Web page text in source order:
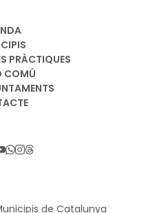
PRÀCTIQUES
COMÚ
de Catalunya